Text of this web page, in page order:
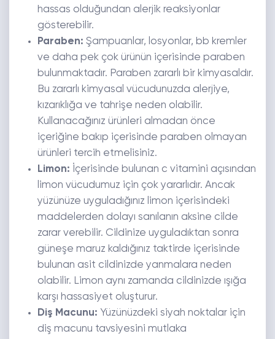
hassas olduğundan alerjik reaksiyonlar
gösterebilir.
Paraben: Şampuanlar, losyonlar, bb kremler
ve daha pek çok ürünün içerisinde paraben
bulunmaktadır. Paraben zararlı bir kimyasaldır.
Bu zararlı kimyasal vücudunuzda alerjiye,
kızarıklığa ve tahrişe neden olabilir.
Kullanacağınız ürünleri almadan önce
içeriğine bakıp içerisinde paraben olmayan
ürünleri tercih etmelisiniz.
Limon: İçerisinde bulunan c vitamini açısından
limon vücudumuz için çok yararlıdır. Ancak
yüzünüze uyguladığınız limon içerisindeki
maddelerden dolayı sanılanın aksine cilde
zarar verebilir. Cildinize uyguladıktan sonra
güneşe maruz kaldığınız taktirde içerisinde
bulunan asit cildinizde yanmalara neden
olabilir. Limon aynı zamanda cildinizde ışığa
karşı hassasiyet oluşturur.
Diş Macunu: Yüzünüzdeki siyah noktalar için
diş macunu tavsiyesini mutlaka